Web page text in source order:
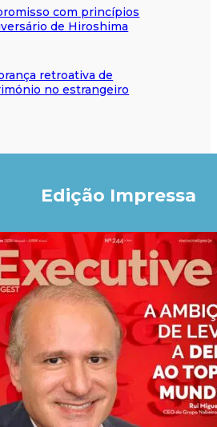
com princípios
de Hiroshima
retroativa de
no estrangeiro
Edição Impressa